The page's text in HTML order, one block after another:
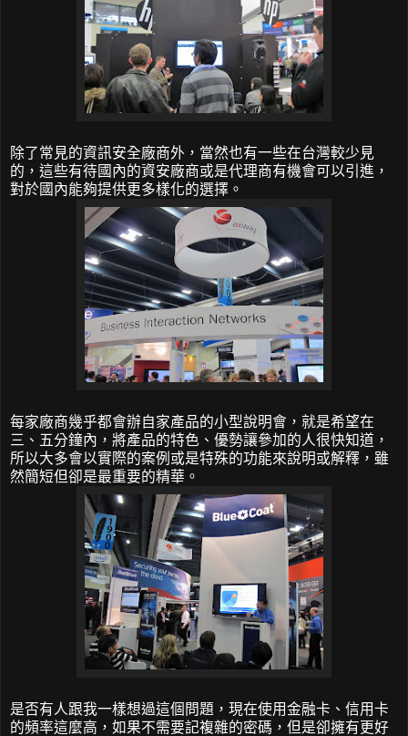
除了常見的資訊安全廠商外，當然也有一些在台灣較少見
的，這些有待國內的資安廠商或是代理商有機會可以引進，
對於國內能夠提供更多樣化的選擇。
每家廠商幾乎都會辦自家產品的小型說明會，就是希望在
三、五分鐘內，將產品的特色、優勢讓參加的人很快知道，
所以大多會以實際的案例或是特殊的功能來說明或解釋，雖
然簡短但卻是最重要的精華。
是否有人跟我一樣想過這個問題，現在使用金融卡、信用卡
的頻率這麼高，如果不需要記複雜的密碼，但是卻擁有更好